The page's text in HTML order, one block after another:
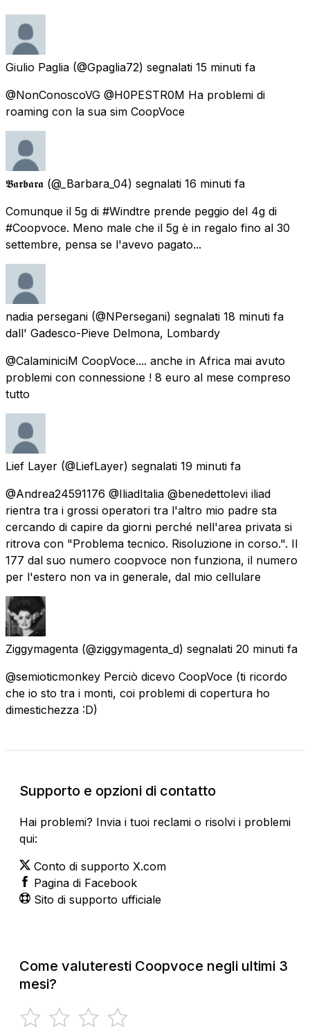
Giulio Paglia (@Gpaglia72) segnalati 15 minuti fa
@NonConoscoVG @H0PESTR0M Ha problemi di
roaming con la sua sim CoopVoce
𝕭𝖆𝖗𝖇𝖆𝖗𝖆 (@_Barbara_04) segnalati 16 minuti fa
Comunque il 5g di #Windtre prende peggio del 4g di
#Coopvoce. Meno male che il 5g è in regalo fino al 30
settembre, pensa se l'avevo pagato...
nadia persegani (@NPersegani) segnalati 18 minuti fa
dall' Gadesco-Pieve Delmona, Lombardy
@CalaminiciM CoopVoce.... anche in Africa mai avuto
problemi con connessione ! 8 euro al mese compreso
tutto
Lief Layer (@LiefLayer) segnalati 19 minuti fa
@Andrea24591176 @IliadItalia @benedettolevi iliad
rientra tra i grossi operatori tra l'altro mio padre sta
cercando di capire da giorni perché nell'area privata si
ritrova con "Problema tecnico. Risoluzione in corso.". Il
177 dal suo numero coopvoce non funziona, il numero
per l'estero non va in generale, dal mio cellulare
Ziggymagenta (@ziggymagenta_d) segnalati 20 minuti fa
@semioticmonkey Perciò dicevo CoopVoce (ti ricordo
che io sto tra i monti, coi problemi di copertura ho
dimestichezza :D)
Supporto e opzioni di contatto
Hai problemi? Invia i tuoi reclami o risolvi i problemi
qui:
Conto di supporto X.com
Pagina di Facebook
Sito di supporto ufficiale
Come valuteresti Coopvoce negli ultimi 3
mesi?